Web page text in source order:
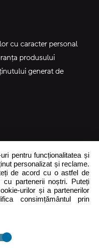
cu caracter personal
produsului
generat de
pentru funcționalitatea și
personalizat și reclame.
de acord cu o astfel de
cu partenerii noștri. Puteți
urilor și a partenerilor
consimțământul prin